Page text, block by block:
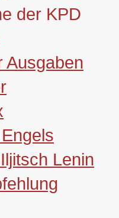
der KPD
Ausgaben
Lenin